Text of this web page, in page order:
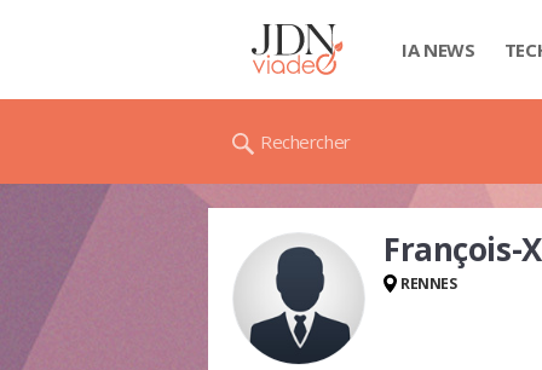
IA NEWS
Rechercher
François-
RENNES